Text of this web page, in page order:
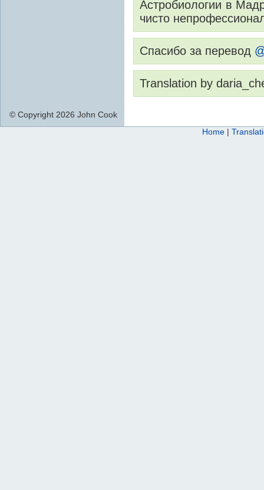
Астробиологии в
чисто
Спасибо за перевод
Translation by
© Copyright 2026 John Cook
Home |